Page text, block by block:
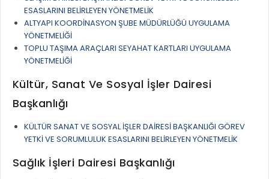
YÖNETMELIKLER / YÖNERGELER
KAMU HİZMET STANDARTLARI (KAHİS)
RUHSATLI HAFRİYAT ALANLARI
ŞİKAYET TAKİBİ (KURUMLAR)
MÜHENDİS, MİMAR VE SÜRVEYAN KAYITLARI (İLÇE
MÜHENDİS, MİMAR VE SÜRVEYAN KAYITLARI
VEFAT KAYDI GİRİŞİ (İLÇE BELEDİYELER)
YER SEÇİM BELGESİ, MOBİL VE SAHA DOLABI BAŞVURULARI
GÜNLÜK KAZI ÇALIŞMALARI
TARIMSAL AMAÇLI METEOROLOJİ İSTASYON VERİLERİ
ESASLARINI BELİRLEYEN YÖNETMELİK
ALTYAPI KOORDİNASYON ŞUBE MÜDÜRLÜĞÜ UYGULAMA
YÖNETMELİĞİ
TOPLU TAŞIMA ARAÇLARI SEYAHAT KARTLARI UYGULAMA
YÖNETMELİĞİ
Kültür, Sanat Ve Sosyal İşler Dairesi
Başkanlığı
KÜLTÜR SANAT VE SOSYAL İŞLER DAİRESİ BAŞKANLIĞI GÖREV
YETKİ VE SORUMLULUK ESASLARINI BELİRLEYEN YÖNETMELİK
Sağlık İşleri Dairesi Başkanlığı